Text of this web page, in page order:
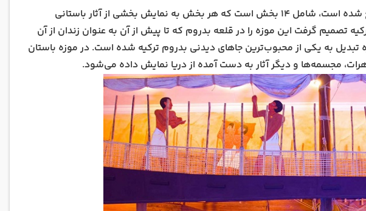
موزه باستان‌شناسی زیر آب بدروم که در قلعه بدروم واقع شده است، شامل ۱۴ بخش است که هر بخش به نمایش بخشی از آثار باستانی
دریا اختصاص دارند. در سال ۱۹۶۲ دولت ترکیه تصمیم گرفت این موزه را در قلعه بدروم که تا پیش از آن به عنوان زندان از آن
تبدیل به یکی از محبوب‌ترین جاهای دیدنی بدروم ترکیه شده است. در موزه باستان
مجسمه‌ها و دیگر آثار به دست آمده از دریا نمایش داده می‌شود.